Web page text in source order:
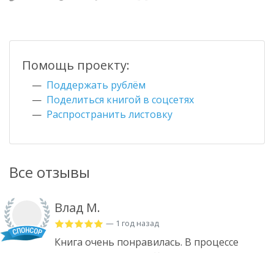
Все отзывы
Влад М.
— 1 год назад
Книга очень понравилась. В процессе
Помощь проекту:
Поддержать рублём
Поделиться книгой в соцсетях
Распространить листовку